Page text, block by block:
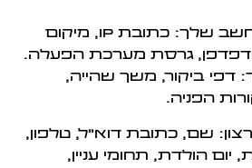
• מידע טכני על המחשב שלך: כתובת IP, מיקום
דפדפן, גרסת מערכת הפעלה.
דפי ביקור, משך שהייה,
הפניה.
שם, כתובת דוא"ל, טלפון,
יום הולדת, תחומי עניין,